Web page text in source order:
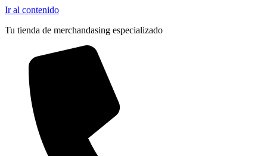
Ir al contenido
Tu tienda de merchandasing especializado